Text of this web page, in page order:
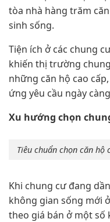
tòa nhà hàng trăm
sinh sống.
Tiện ích ở các chung
khiến thị trường
những căn hộ cao
ứng yêu cầu ngày
Xu hướng chọn
Tiêu chuẩn chọn căn hộ
Khi chung cư đang
không gian sống mới
theo giá bán ở một